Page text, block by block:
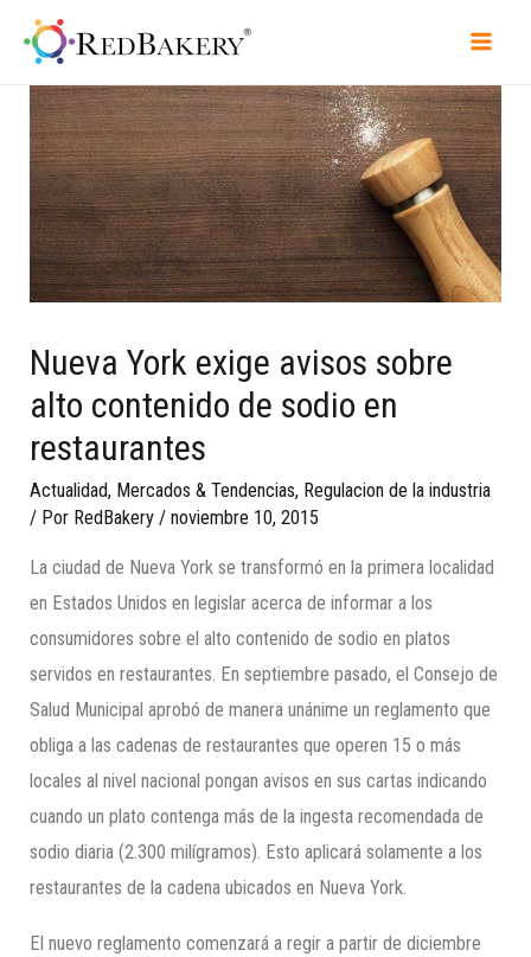
Nueva York exige avisos sobre
alto contenido de sodio en
restaurantes
Actualidad, Mercados & Tendencias, Regulacion de la industria
/ Por RedBakery /noviembre 10, 2015
La ciudad de Nueva York se transformó en la primera localidad
en Estados Unidos en legislar acerca de informar a los
consumidores sobre el alto contenido de sodio en platos
servidos en restaurantes. En septiembre pasado, el Consejo de
Salud Municipal aprobó de manera unánime un reglamento que
obliga a las cadenas de restaurantes que operen 15 o más
locales al nivel nacional pongan avisos en sus cartas indicando
cuando un plato contenga más de la ingesta recomendada de
sodio diaria (2.300 milígramos). Esto aplicará solamente a los
restaurantes de la cadena ubicados en Nueva York.
El nuevo reglamento comenzará a regir a partir de diciembre